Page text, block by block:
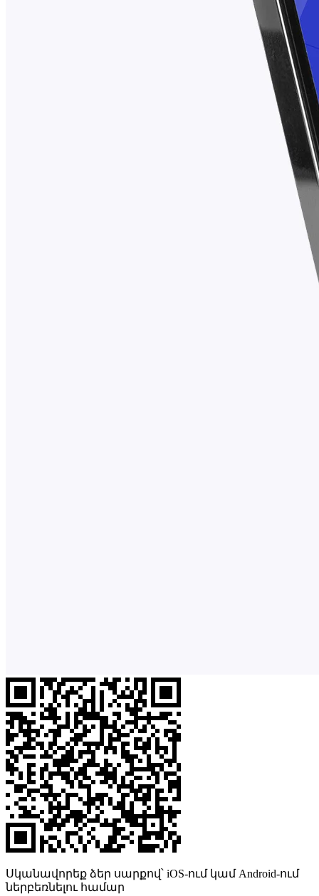
Սկանավորեք ձեր սարքով՝ iOS-ում կամ Android-ում
ներբեռնելու համար